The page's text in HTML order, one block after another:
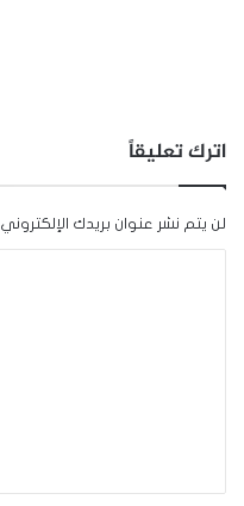
اترك تعليقاً
لن يتم نشر عنوان بريدك الإلكتروني.